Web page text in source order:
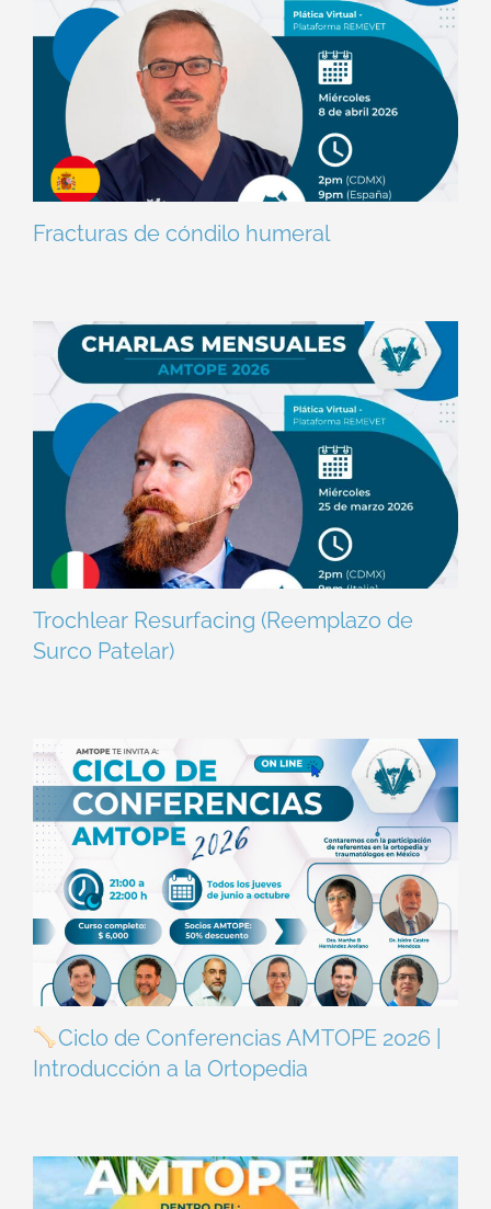
Fracturas de cóndilo humeral
Trochlear Resurfacing (Reemplazo de
Surco Patelar)
Ciclo de Conferencias AMTOPE 2026 |
Introducción a la Ortopedia